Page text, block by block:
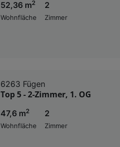
52,36 m2
Wohnfläche
2
Zimmer
6263 Fügen
Top 5 - 2-Zimmer, 1. OG
47,6 m2
Wohnfläche
2
Zimmer